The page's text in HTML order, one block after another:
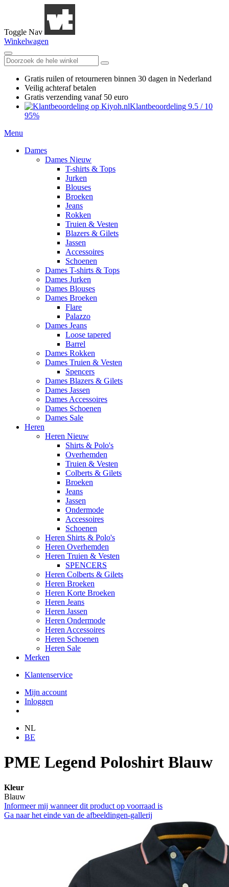
Toggle Nav
Winkelwagen
Gratis ruilen of retourneren binnen 30 dagen in Nederland
Veilig achteraf betalen
Gratis verzending vanaf 50 euro
Klantbeoordeling 9.5 / 10
95%
Menu
Dames
Dames Nieuw
T-shirts & Tops
Jurken
Blouses
Broeken
Jeans
Rokken
Truien & Vesten
Blazers & Gilets
Jassen
Accessoires
Schoenen
Dames T-shirts & Tops
Dames Jurken
Dames Blouses
Dames Broeken
Flare
Palazzo
Dames Jeans
Loose tapered
Barrel
Dames Rokken
Dames Truien & Vesten
Spencers
Dames Blazers & Gilets
Dames Jassen
Dames Accessoires
Dames Schoenen
Dames Sale
Heren
Heren Nieuw
Shirts & Polo's
Overhemden
Truien & Vesten
Colberts & Gilets
Broeken
Jeans
Jassen
Ondermode
Accessoires
Schoenen
Heren Shirts & Polo's
Heren Overhemden
Heren Truien & Vesten
SPENCERS
Heren Colberts & Gilets
Heren Broeken
Heren Korte Broeken
Heren Jeans
Heren Jassen
Heren Ondermode
Heren Accessoires
Heren Schoenen
Heren Sale
Merken
Klantenservice
Mijn account
Inloggen
NL
BE
PME Legend Poloshirt Blauw
Kleur
Blauw
Informeer mij wanneer dit product op voorraad is
Ga naar het einde van de afbeeldingen-gallerij